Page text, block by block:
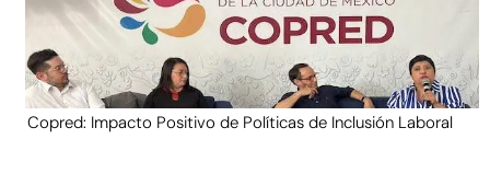
Copred: Impacto Positivo de Políticas de Inclusión Laboral